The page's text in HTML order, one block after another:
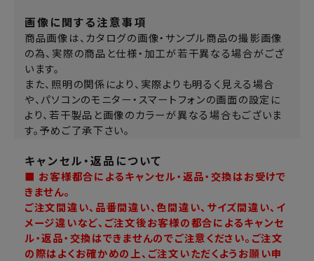
画像に関する注意事項
商品画像は、カタログの画像・サンプル商品の撮影画像
の為、実際の商品と仕様・加工が若干異なる場合がござ
います。
また、照明の関係により、実際よりも明るく見える場合
や、パソコンのモニター・スマートフォンの画面の設定に
より、若干製品と画像のカラーが異なる場合もございま
す。予めご了承下さい。
キャンセル・返品について
■ お客様都合によるキャンセル・返品・交換はお受けで
きません。
ご注文間違い、品番間違い、色間違い、サイズ間違い、イ
メージ違いなど、ご注文後お客様の都合によるキャンセ
ル・返品・交換はできませんのでご注意ください。ご注文
の際はよくお確かめの上、ご注文いただくようお願い申